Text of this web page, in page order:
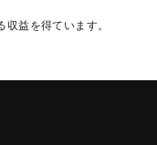
益を得ています。